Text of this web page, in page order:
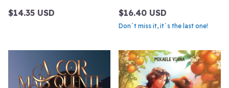
$14.35 USD $16.40 USD
Don´t miss it, it´s the last one!